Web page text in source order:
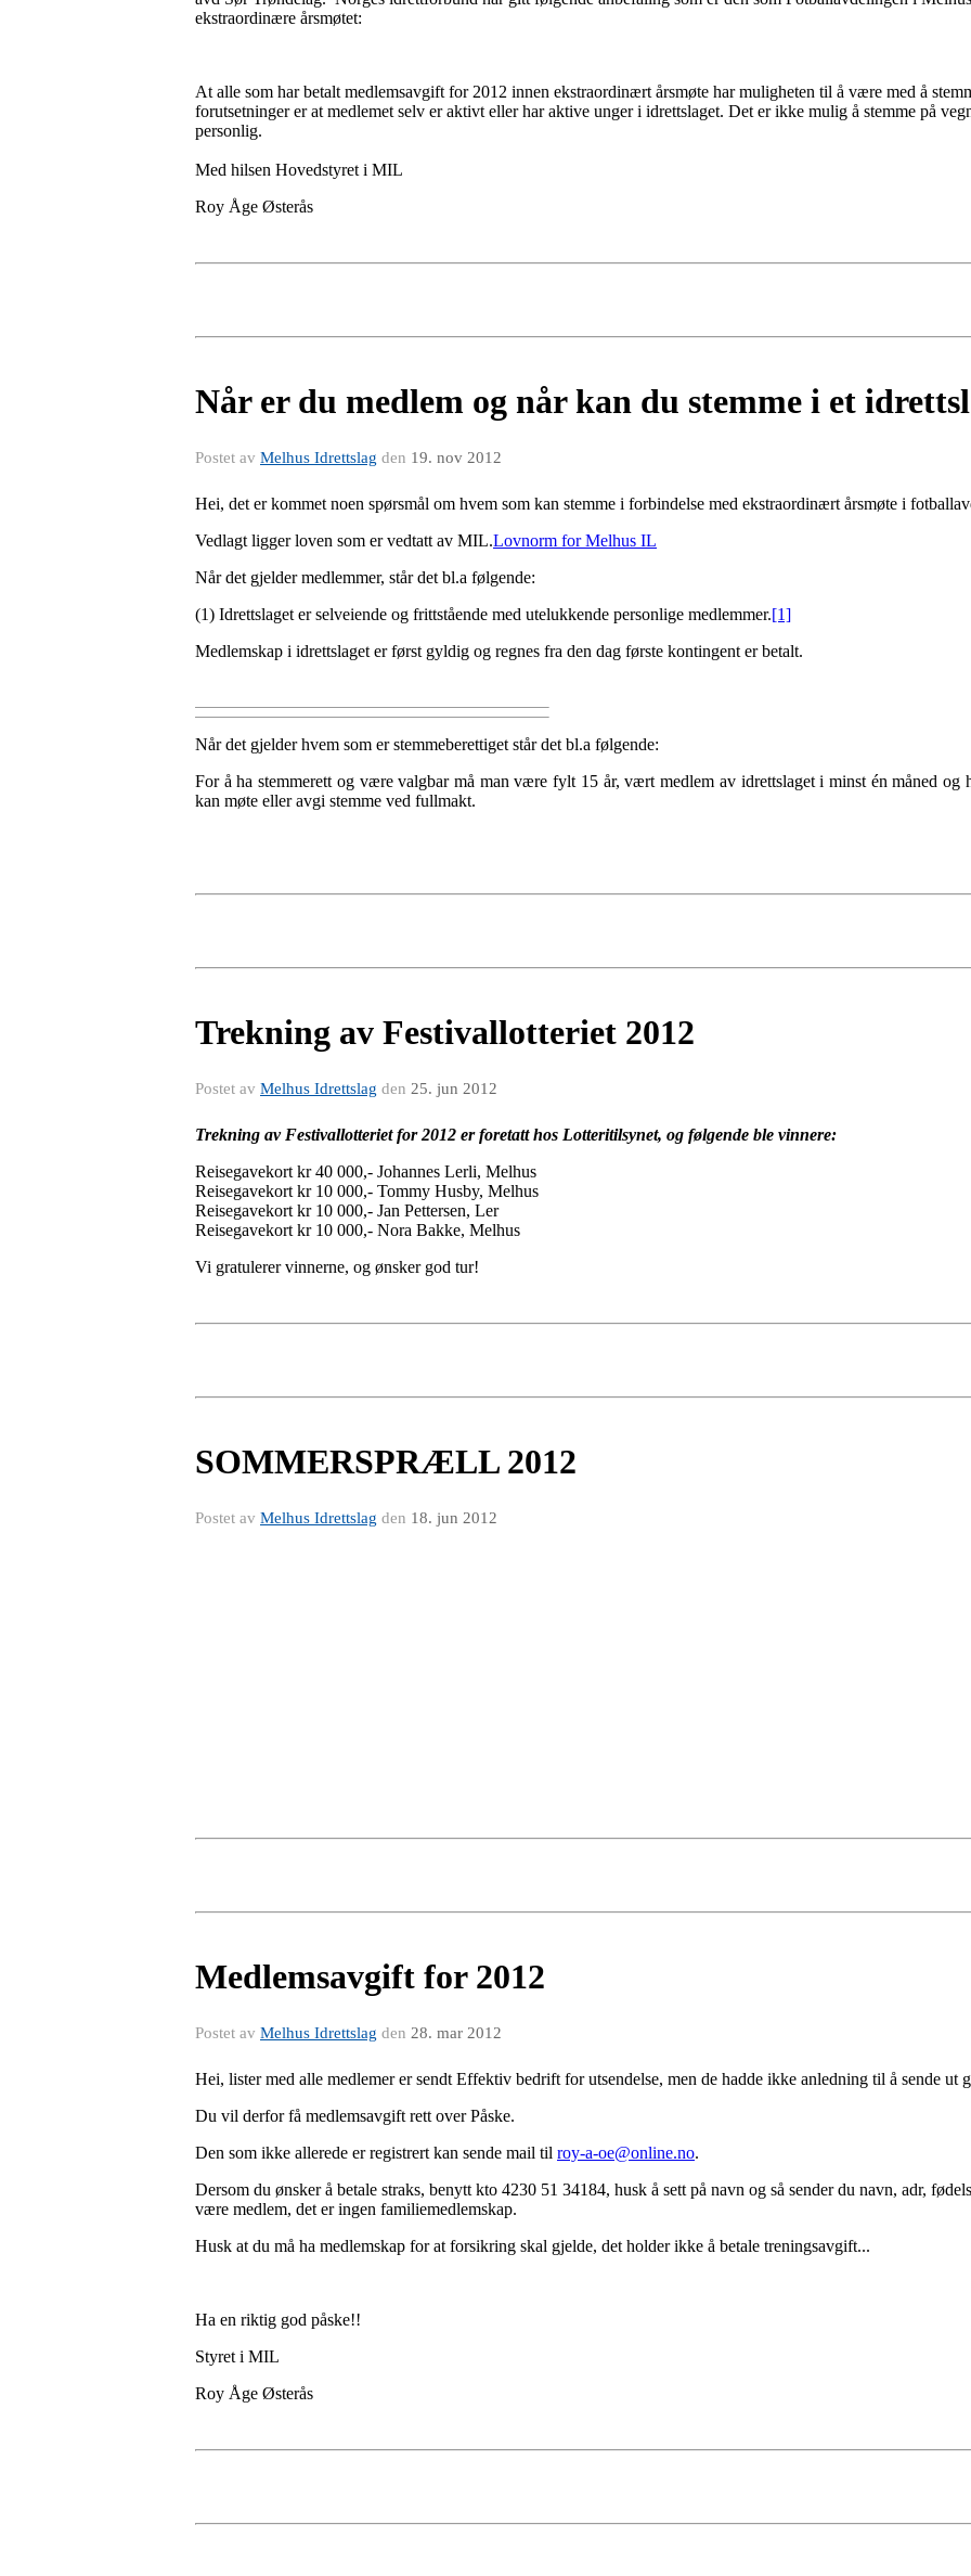
ekstraordinære årsmøtet:
At alle som har betalt medlemsavgift for 2012 innen ekstraordinært årsmøte har muligheten til å være med å
forutsetninger er at medlemet selv er aktivt eller har aktive unger i idrettslaget. Det er ikke mulig å stemme på
personlig.
Med hilsen Hovedstyret i MIL
Roy Åge Østerås
Når er du medlem og når kan du stemme i et
Postet av Melhus Idrettslag den 19. nov 2012
Hei, det er kommet noen spørsmål om hvem som kan stemme i forbindelse med ekstraordinært årsmøte i
Vedlagt ligger loven som er vedtatt av MIL.Lovnorm for Melhus IL
Når det gjelder medlemmer, står det bl.a følgende:
(1) Idrettslaget er selveiende og frittstående med utelukkende personlige medlemmer.[1]
Medlemskap i idrettslaget er først gyldig og regnes fra den dag første kontingent er betalt.
Når det gjelder hvem som er stemmeberettiget står det bl.a følgende:
For å ha stemmerett og være valgbar må man være fylt 15 år, vært medlem av idrettslaget i minst én måned og
kan møte eller avgi stemme ved fullmakt.
Trekning av Festivallotteriet 2012
Postet av Melhus Idrettslag den 25. jun 2012
Trekning av Festivallotteriet for 2012 er foretatt hos Lotteritilsynet, og følgende ble vinnere:
Reisegavekort kr 40 000,- Johannes Lerli, Melhus
Reisegavekort kr 10 000,- Tommy Husby, Melhus
Reisegavekort kr 10 000,- Jan Pettersen, Ler
Reisegavekort kr 10 000,- Nora Bakke, Melhus
Vi gratulerer vinnerne, og ønsker god tur!
SOMMERSPRÆLL 2012
Postet av Melhus Idrettslag den 18. jun 2012
Medlemsavgift for 2012
Postet av Melhus Idrettslag den 28. mar 2012
Hei, lister med alle medlemer er sendt Effektiv bedrift for utsendelse, men de hadde ikke anledning til å sende ut
Du vil derfor få medlemsavgift rett over Påske.
Den som ikke allerede er registrert kan sende mail til roy-a-oe@online.no.
Dersom du ønsker å betale straks, benytt kto 4230 51 34184, husk å sett på navn og så sender du navn, adr,
være medlem, det er ingen familiemedlemskap.
Husk at du må ha medlemskap for at forsikring skal gjelde, det holder ikke å betale treningsavgift...
Ha en riktig god påske!!
Styret i MIL
Roy Åge Østerås